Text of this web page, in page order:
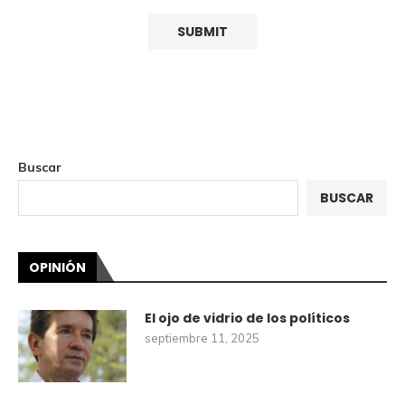
Buscar
BUSCAR
OPINIÓN
El ojo de vidrio de los políticos
septiembre 11, 2025